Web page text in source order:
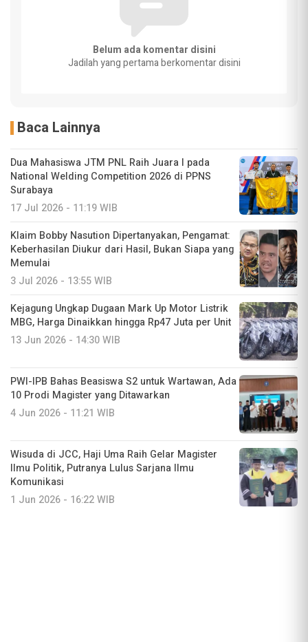
Belum ada komentar disini
Jadilah yang pertama berkomentar disini
Baca Lainnya
Dua Mahasiswa JTM PNL Raih Juara I pada
National Welding Competition 2026 di PPNS
Surabaya
17 Jul 2026 - 11:19 WIB
Klaim Bobby Nasution Dipertanyakan, Pengamat:
Keberhasilan Diukur dari Hasil, Bukan Siapa yang
Memulai
3 Jul 2026 - 13:55 WIB
Kejagung Ungkap Dugaan Mark Up Motor Listrik
MBG, Harga Dinaikkan hingga Rp47 Juta per Unit
13 Jun 2026 - 14:30 WIB
PWI-IPB Bahas Beasiswa S2 untuk Wartawan, Ada
10 Prodi Magister yang Ditawarkan
4 Jun 2026 - 11:21 WIB
Wisuda di JCC, Haji Uma Raih Gelar Magister
Ilmu Politik, Putranya Lulus Sarjana Ilmu
Komunikasi
1 Jun 2026 - 16:22 WIB